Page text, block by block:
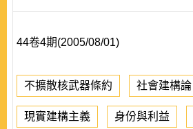
44卷4期(2005/08/01)
不擴散核武器條約 社會建構論
現實建構主義 身份與利益